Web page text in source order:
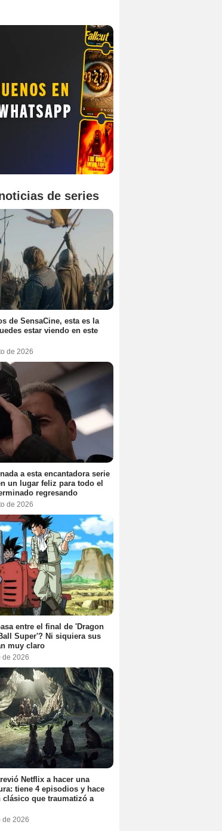
de series
de SensaCine, esta es la
estar viendo en este
de 2026
a esta encantadora serie
un lugar feliz para todo el
regresando
de 2026
entre el final de 'Dragon
Super'? Ni siquiera sus
muy claro
de 2026
Netflix a hacer una
tiene 4 episodios y hace
clásico que traumatizó a
de 2026